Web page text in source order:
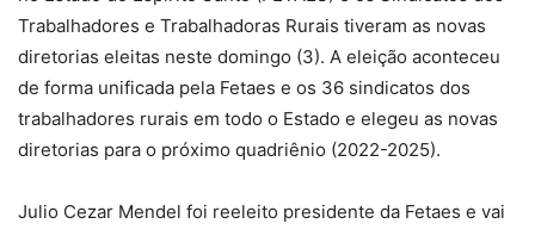
Trabalhadores e Trabalhadoras Rurais tiveram as novas
diretorias eleitas neste domingo (3). A eleição aconteceu
de forma unificada pela Fetaes e os 36 sindicatos dos
trabalhadores rurais em todo o Estado e elegeu as novas
diretorias para o próximo quadriênio (2022-2025).
Julio Cezar Mendel foi reeleito presidente da Fetaes e vai